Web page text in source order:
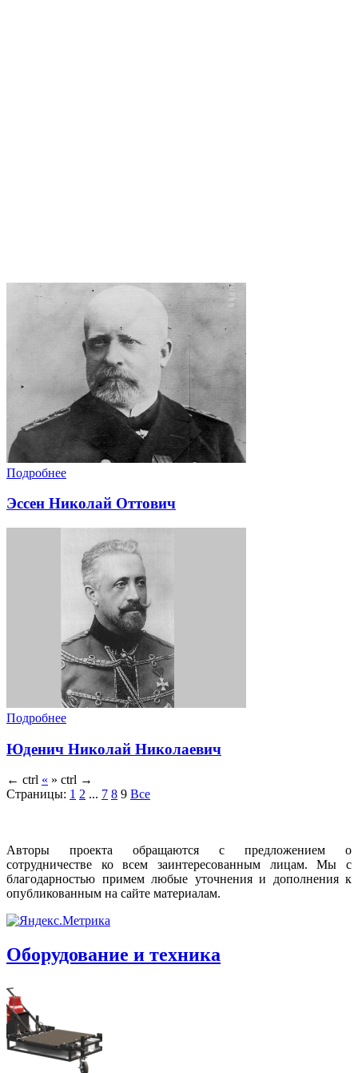
Подробнее
Эссен Николай Оттович
Подробнее
Юденич Николай Николаевич
← ctrl « » ctrl →
Страницы: 1 2 ... 7 8 9 Все
Авторы проекта обращаются с предложением о
сотрудничестве ко всем заинтересованным лицам. Мы с
благодарностью примем любые уточнения и дополнения к
опубликованным на сайте материалам.
Оборудование и техника